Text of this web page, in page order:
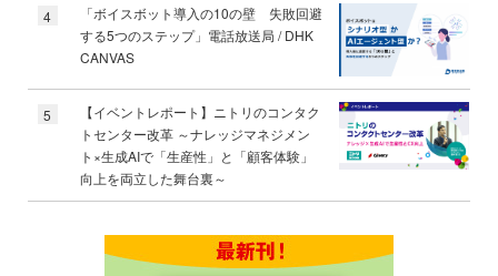
4
「ボイスボット導入の10の壁 失敗回避
する5つのステップ」電話放送局 / DHK
CANVAS
5
【イベントレポート】ニトリのコンタク
トセンター改革 ～ナレッジマネジメン
ト×生成AIで「生産性」と「顧客体験」
向上を両立した舞台裏～